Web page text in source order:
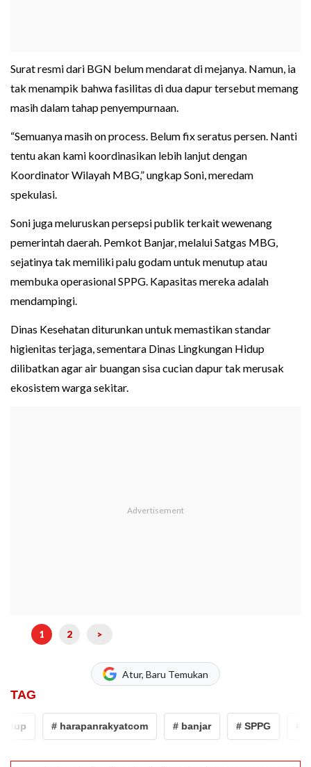
Surat resmi dari BGN belum mendarat di mejanya. Namun, ia
tak menampik bahwa fasilitas di dua dapur tersebut memang
masih dalam tahap penyempurnaan.
“Semuanya masih on process. Belum fix seratus persen. Nanti
tentu akan kami koordinasikan lebih lanjut dengan
Koordinator Wilayah MBG,” ungkap Soni, meredam
spekulasi.
Soni juga meluruskan persepsi publik terkait wewenang
pemerintah daerah. Pemkot Banjar, melalui Satgas MBG,
sejatinya tak memiliki palu godam untuk menutup atau
membuka operasional SPPG. Kapasitas mereka adalah
mendampingi.
Dinas Kesehatan diturunkan untuk memastikan standar
higienitas terjaga, sementara Dinas Lingkungan Hidup
dilibatkan agar air buangan sisa cucian dapur tak merusak
ekosistem warga sekitar.
1 2 >
Atur, Baru Temukan
TAG
# harapanrakyatcom # banjar # SPPG